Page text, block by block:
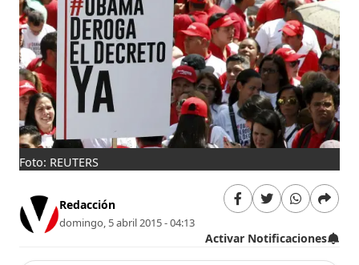
Foto: REUTERS
Redacción
domingo, 5 abril 2015 - 04:13
Activar Notificaciones